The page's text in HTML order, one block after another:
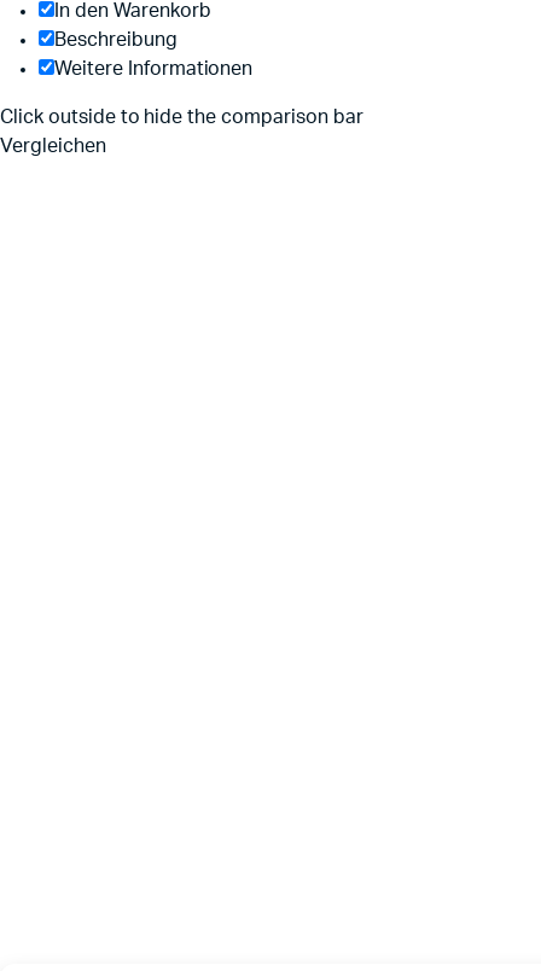
In den Warenkorb
Beschreibung
Weitere Informationen
Click outside to hide the comparison bar
Vergleichen